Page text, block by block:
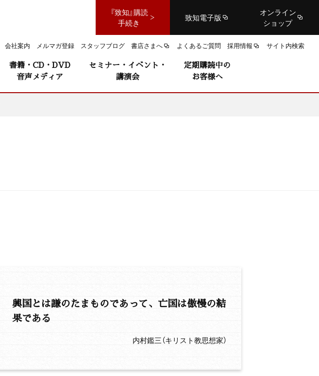
『致知』購読
手続き
致知電子版
オンライン
ショップ
会社案内 メルマガ登録 スタッフブログ 書店さまへ よくあるご質問 採用情報 サイト内検索
書籍・CD・DVD
音声メディア
セミナー・イベント・
講演会
定期購読中の
お客様へ
興国とは謙のたまものであって、亡国は傲慢の結
果である
内村鑑三（キリスト教思想家）